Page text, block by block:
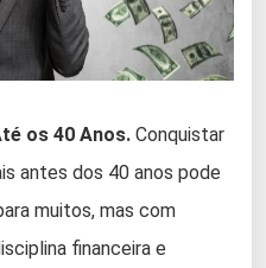
os 40 Anos. Conquistar
antes dos 40 anos pode
muitos, mas com
financeira e